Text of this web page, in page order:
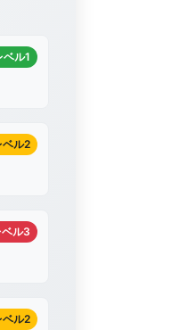
ベル1
ベル2
ベル3
ベル2